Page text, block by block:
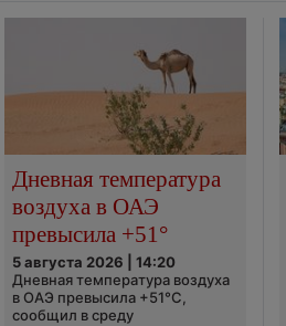
Дневная температура
воздуха в ОАЭ
превысила +51°
5 августа 2026 | 14:20
Дневная температура воздуха
в ОАЭ превысила +51°C,
сообщил в среду